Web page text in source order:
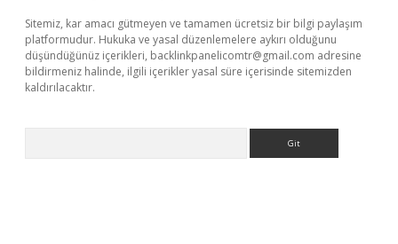
Sitemiz, kar amacı gütmeyen ve tamamen ücretsiz bir bilgi paylaşım
platformudur. Hukuka ve yasal düzenlemelere aykırı olduğunu
düşündüğünüz içerikleri, backlinkpanelicomtr@gmail.com adresine
bildirmeniz halinde, ilgili içerikler yasal süre içerisinde sitemizden
kaldırılacaktır.